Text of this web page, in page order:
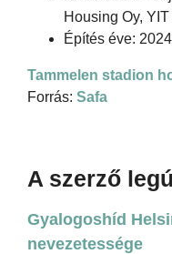
Housing Oy,
Építés éve: 2024
Tammelen stadion
Forrás: Safa
A szerző
Gyalogoshíd
nevezetessége